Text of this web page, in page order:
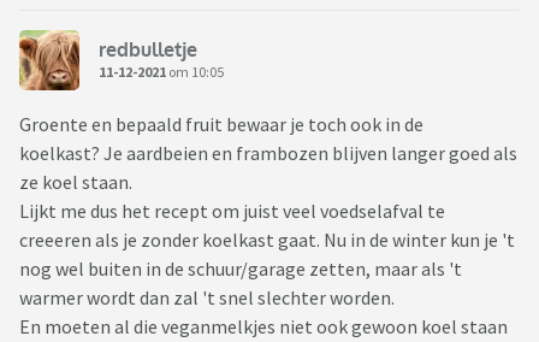
redbulletje
11-12-2021 om 10:05
Groente en bepaald fruit bewaar je toch ook in de
koelkast? Je aardbeien en frambozen blijven langer goed als
ze koel staan.
Lijkt me dus het recept om juist veel voedselafval te
creeeren als je zonder koelkast gaat. Nu in de winter kun je 't
nog wel buiten in de schuur/garage zetten, maar als 't
warmer wordt dan zal 't snel slechter worden.
En moeten al die veganmelkjes niet ook gewoon koel staan